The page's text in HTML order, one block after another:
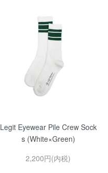
Legit Eyewear Pile Crew Sock
s (White×Green)
2,200円(内税)